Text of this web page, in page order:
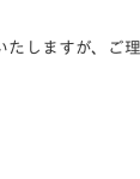
たしますが、ご